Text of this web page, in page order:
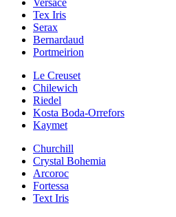
Tex Iris
Serax
Bernardaud
Portmeirion
Le Creuset
Chilewich
Riedel
Kosta Boda-Orrefors
Kaymet
Churchill
Crystal Bohemia
Arcoroc
Fortessa
Text Iris